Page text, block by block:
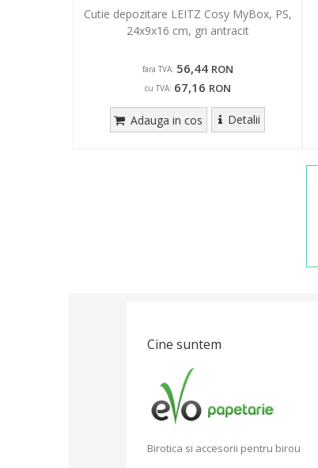
Cutie depozitare LEITZ Cosy MyBox, PS,
24x9x16 cm, gri antracit
fara TVA: 56,44 RON
cu TVA: 67,16 RON
Adauga in cos Detalii
Cine suntem
Birotica si accesorii pentru birou